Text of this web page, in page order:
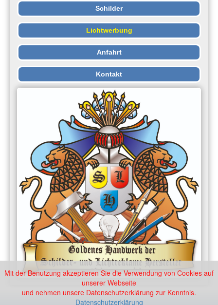
Schilder
Lichtwerbung
Anfahrt
Kontakt
Mit der Benutzung akzeptieren Sie die Verwendung von Cookies auf
unserer Webseite
und nehmen unsere Datenschutzerklärung zur Kenntnis.
Datenschutzerklärung